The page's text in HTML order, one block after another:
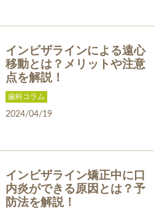
補綴料金表
ホワイトニング料金表
インビザラインによる遠心
移動とは？メリットや注意
点を解説！
歯科コラム
2024/04/19
インビザライン矯正中に口
内炎ができる原因とは？予
防法を解説！